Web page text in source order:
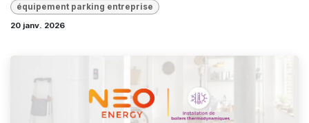
équipement parking entreprise
20 janv. 2026